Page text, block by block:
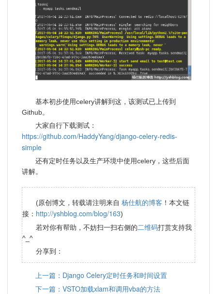
基本初步使用celery讲解到这，该测试已上传到
Github。
大家自行下载测试：
https://github.com/HaddyYang/django-celery-redis-
simple
还有定时任务以及生产环境中使用celery，这些后面
讲解。
(原创博文，转载请注明来自 杨仕航的博客 ！本文链
接： http://yshblog.com/blog/163)
若对你有帮助，不妨扫一扫右侧的二维码打赏支持我
^_^
分享到：
上一篇：Django Celery定时任务和时间设置
下一篇：VSTO加载xlam和调用vba的方法